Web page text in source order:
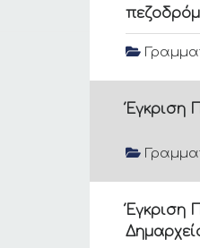
Έγκριση
Έγκριση